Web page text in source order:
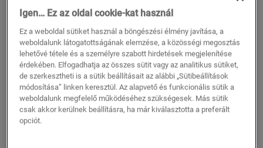
Igen… Ez az oldal cookie-kat használ
Ez a weboldal sütiket használ a böngészési élmény javítása, a
weboldalunk látogatottságának elemzése, a közösségi megosztás
lehetővé tétele és a személyre szabott hirdetések megjelenítése
érdekében. Elfogadhatja az összes sütit vagy az analitikus sütiket,
de szerkesztheti is a sütik beállításait az alábbi „Sütibeállítások
módosítása” linken keresztül. Az alapvető és funkcionális sütik a
weboldalunk megfelelő működéséhez szükségesek. Más sütik
csak akkor kerülnek beállításra, ha már kiválasztotta a preferált
opciót.